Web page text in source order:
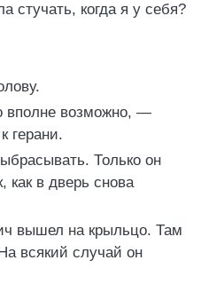
стучать, когда я у себя?
вполне возможно, —
герани.
Только он
как в дверь снова
вышел на крыльцо. Там
всякий случай он